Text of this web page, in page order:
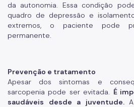
da autonomia. Essa condição
quadro de depressão e
extremos, o paciente pode
permanente.
Prevenção e tratamento
Apesar dos sintomas e
sarcopenia pode ser evitada. É
saudáveis desde a juventude.